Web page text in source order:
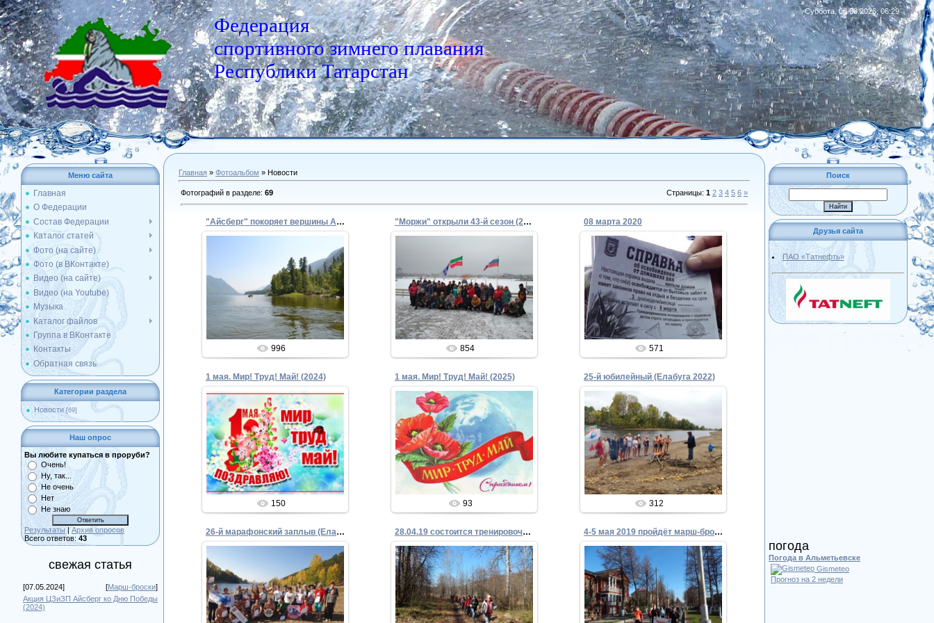
Федерация
спортивного зимнего плавания
Республики Татарстан
Суббота, 08.08.2026, 06:29
|RSS
Меню сайта
Главная
О Федерации
Состав Федерации
Каталог статей
Фото (на сайте)
Фото (в ВКонтакте)
Видео (на сайте)
Видео (на Youtube)
Музыка
Каталог файлов
Группа в ВКонтакте
Контакты
Обратная связь
Категории раздела
Новости [69]
Наш опрос
Вы любите купаться в проруби?
Очень!
Ну, так...
Не очень
Нет
Не знаю
Результаты | Архив опросов
Всего ответов: 43
свежая статья
[07.05.2024] [Марш-броски]
Акция ЦЗиЗП Айсберг ко Дню Победы
(2024)
Главная » Фотоальбом » Новости
Фотографий в разделе: 69 Страницы: 1 2 3 4 5 6 »
"Айсберг" покоряет вершины Алтая (2018)
24.08.2018
Admin
996
"Моржи" открыли 43-й сезон (25 ноября 2018)
28.11.2018
Открытие 43-го (2018-2019)
зимнего плавательного сезона
Admin
854
08 марта 2020
09.03.2020
Admin
571
1 мая. Мир! Труд! Май! (2024)
03.05.2024
Admin
150
1 мая. Мир! Труд! Май! (2025)
01.05.2025
Admin
93
25-й юбилейный (Елабуга 2022)
29.09.2022
Admin
312
26-й марафонский заплыв (Елабуга 2023)
28.09.2023
Admin
28.04.19 состоится тренировочный марш-бросок
14.04.2019
Admin
4-5 мая 2019 пройдёт марш-бросок на 100 км
03.05.2019
Admin
Поиск
Друзья сайта
ПАО «Татнефть»
погода
Погода в Альметьевске
Gismeteo
Прогноз на 2 недели